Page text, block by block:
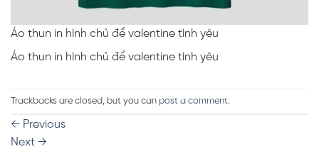
Áo thun in hình chủ để valentine tình yêu
Áo thun in hình chủ để valentine tình yêu
Trackbacks are closed, but you can post a comment.
← Previous
Next →